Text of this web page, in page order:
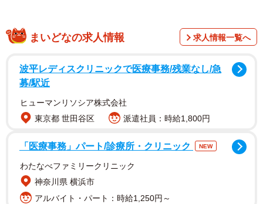
まいどなの求人情報 求人情報一覧へ
波平レディスクリニックで医療事務/残業なし/急
募/駅近
ヒューマンリソシア株式会社
東京都 世田谷区
派遣社員：時給1,800円
「医療事務」パート/診療所・クリニック NEW
わたなべファミリークリニック
神奈川県 横浜市
アルバイト・パート：時給1,250円～